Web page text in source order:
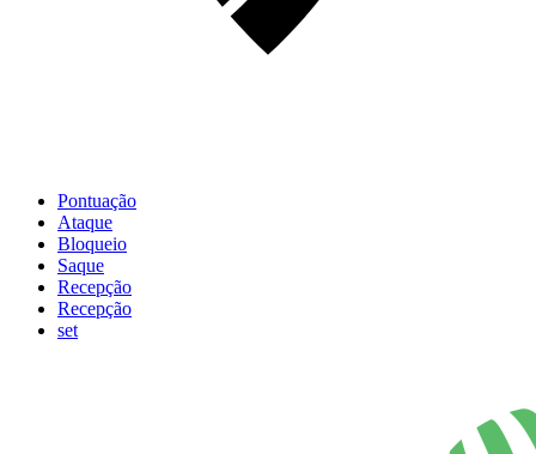
Pontuação
Ataque
Bloqueio
Saque
Recepção
Recepção
set